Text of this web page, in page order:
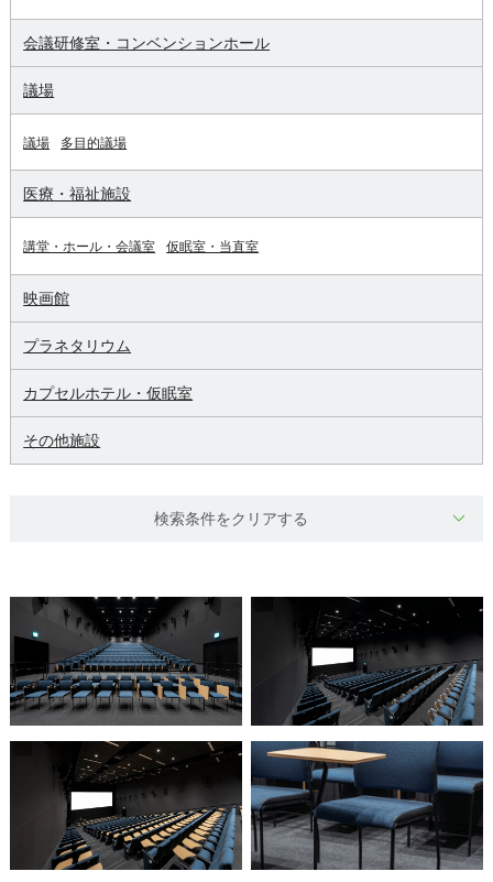
会議研修室・コンベンションホール
議場
議場 多目的議場
医療・福祉施設
講堂・ホール・会議室 仮眠室・当直室
映画館
プラネタリウム
カプセルホテル・仮眠室
その他施設
検索条件をクリアする